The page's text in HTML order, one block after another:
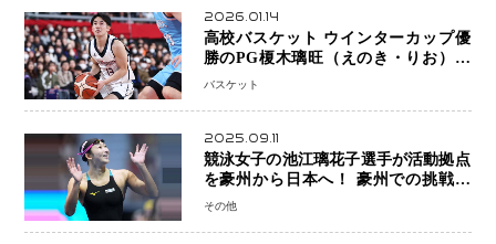
2026.01.14
高校バスケット ウインターカップ優
勝のPG榎木璃旺（えのき・りお）が
プロの現場へ―。
バスケット
2025.09.11
競泳女子の池江璃花子選手が活動拠点
を豪州から日本へ！ 豪州での挑戦を
糧に、28年ロサンゼルス五輪へ再始動
その他